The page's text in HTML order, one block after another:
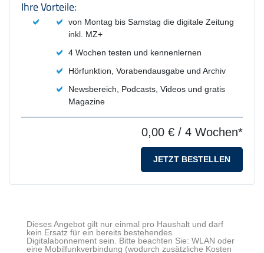
Ihre Vorteile:
von Montag bis Samstag die digitale Zeitung
inkl. MZ+
4 Wochen testen und kennenlernen
Hörfunktion, Vorabendausgabe und Archiv
Newsbereich, Podcasts, Videos und gratis
Magazine
0,00 € / 4 Wochen*
JETZT BESTELLEN
Dieses Angebot gilt nur einmal pro Haushalt und darf
kein Ersatz für ein bereits bestehendes
Digitalabonnement sein. Bitte beachten Sie: WLAN oder
eine Mobilfunkverbindung (wodurch zusätzliche Kosten